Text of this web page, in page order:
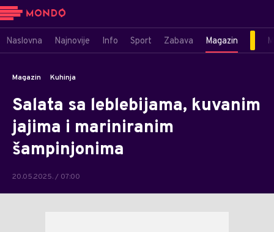
Naslovna Najnovije Info Sport Zabava Magazin
Magazin Kuhinja
Salata sa leblebijama, kuvanim
jajima i mariniranim
šampinjonima
20.05.2025. / 07:00